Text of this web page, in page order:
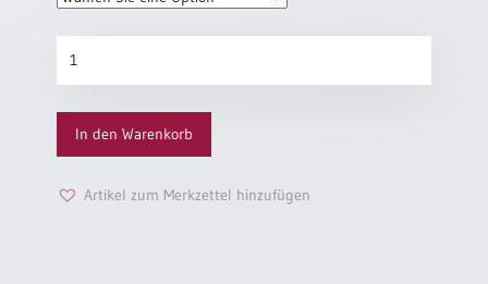
„Mauerblumen“
Menge
In den Warenkorb
Artikel zum Merkzettel hinzufügen